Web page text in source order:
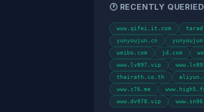
🕐 RECENTLY
www.qifei.it.com
yunyoujun.cn
weibo.com
jd.com
www.lv897.vip
thairath.co.th
www.z76.me
www.dv978.vip